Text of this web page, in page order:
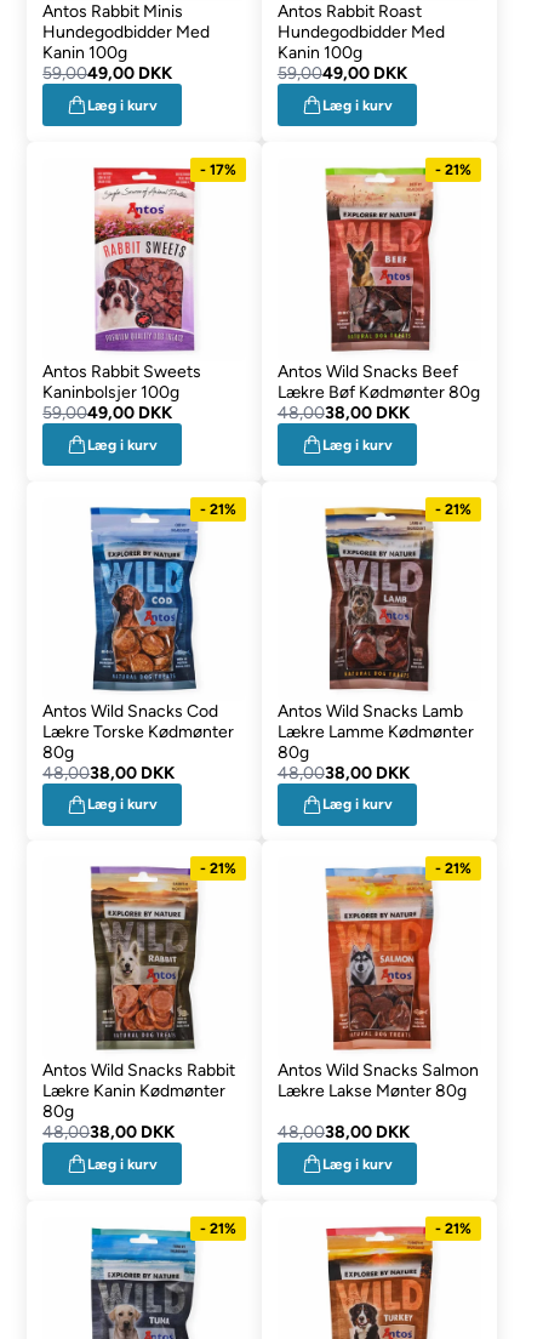
Antos Rabbit Minis
Hundegodbidder Med
Kanin 100g
59,0049,00 DKK
Læg i kurv
Antos Rabbit Roast
Hundegodbidder Med
Kanin 100g
59,0049,00 DKK
Læg i kurv
- 17%
Antos Rabbit Sweets
Kaninbolsjer 100g
59,0049,00 DKK
Læg i kurv
- 21%
Antos Wild Snacks Beef
Lækre Bøf Kødmønter 80g
48,0038,00 DKK
Læg i kurv
- 21%
Antos Wild Snacks Cod
Lækre Torske Kødmønter
80g
48,0038,00 DKK
Læg i kurv
- 21%
Antos Wild Snacks Lamb
Lækre Lamme Kødmønter
80g
48,0038,00 DKK
Læg i kurv
- 21%
Antos Wild Snacks Rabbit
Lækre Kanin Kødmønter
80g
48,0038,00 DKK
Læg i kurv
- 21%
Antos Wild Snacks Salmon
Lækre Lakse Mønter 80g
48,0038,00 DKK
Læg i kurv
- 21% - 21%